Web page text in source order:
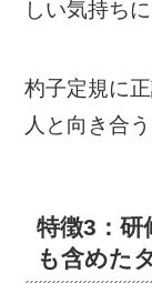
しい気持ち
杓子定規に
人と向き合
特徴3：研
も含めた